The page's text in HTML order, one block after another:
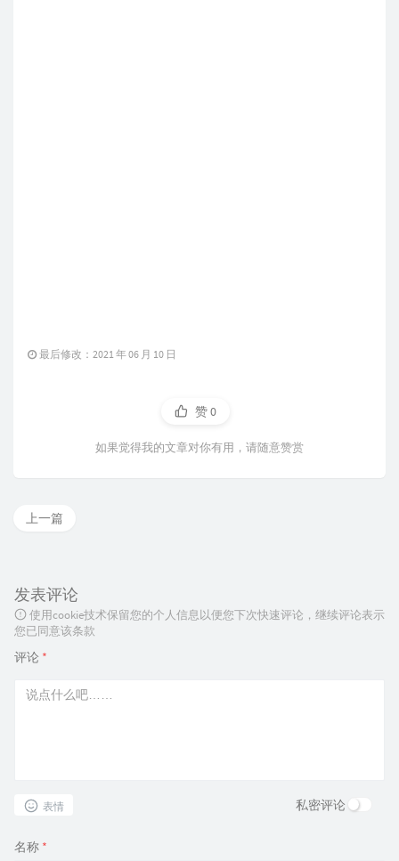
最后修改：2021 年 06 月 10 日
赞0
如果觉得我的文章对你有用，请随意赞赏
上一篇
发表评论
使用cookie技术保留您的个人信息以便您下次快速评论，继续评论表示
您已同意该条款
评论 *
表情 私密评论
名称 *